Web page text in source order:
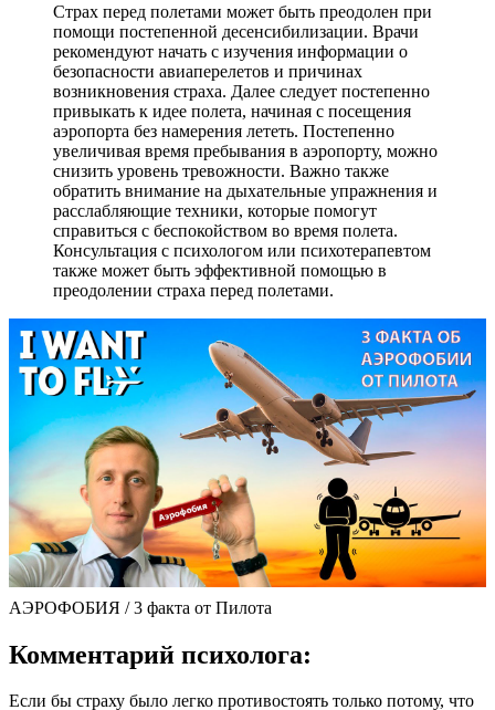
Страх перед полетами может быть преодолен при
помощи постепенной десенсибилизации. Врачи
рекомендуют начать с изучения информации о
безопасности авиаперелетов и причинах
возникновения страха. Далее следует постепенно
привыкать к идее полета, начиная с посещения
аэропорта без намерения лететь. Постепенно
увеличивая время пребывания в аэропорту, можно
снизить уровень тревожности. Важно также
обратить внимание на дыхательные упражнения и
расслабляющие техники, которые помогут
справиться с беспокойством во время полета.
Консультация с психологом или психотерапевтом
также может быть эффективной помощью в
преодолении страха перед полетами.
АЭРОФОБИЯ / 3 факта от Пилота
Комментарий психолога:
Если бы страху было легко противостоять только потому, что